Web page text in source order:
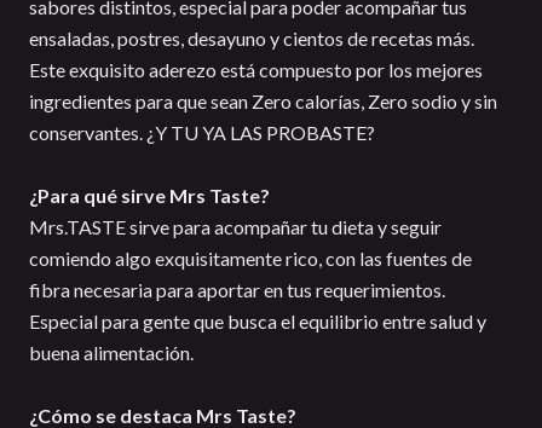
sabores distintos, especial para poder acompañar tus
ensaladas, postres, desayuno y cientos de recetas más.
Este exquisito aderezo está compuesto por los mejores
ingredientes para que sean Zero calorías, Zero sodio y sin
conservantes. ¿Y TU YA LAS PROBASTE?
¿Para qué sirve Mrs Taste?
Mrs.TASTE sirve para acompañar tu dieta y seguir
comiendo algo exquisitamente rico, con las fuentes de
fibra necesaria para aportar en tus requerimientos.
Especial para gente que busca el equilibrio entre salud y
buena alimentación.
¿Cómo se destaca Mrs Taste?